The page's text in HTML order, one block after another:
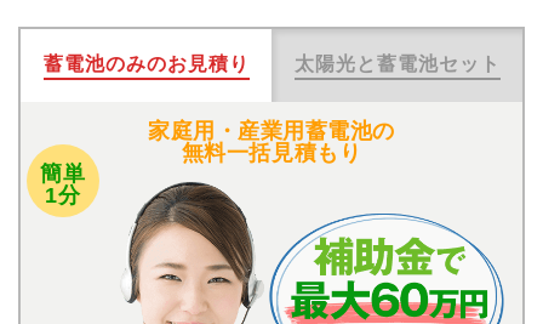
蓄電池のみのお見積り 太陽光と蓄電池セット
家庭用・産業用蓄電池の
無料一括見積もり